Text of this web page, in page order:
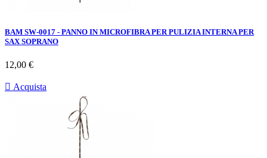
BAM SW-0017 - PANNO IN MICROFIBRA PER PULIZIA INTERNA PER
SAX SOPRANO
Prezzo
12,00 €
 Acquista